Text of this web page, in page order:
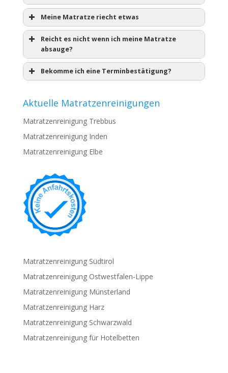
Meine Matratze riecht etwas
Reicht es nicht wenn ich meine Matratze
absauge?
Bekomme ich eine Terminbestätigung?
Aktuelle Matratzenreinigungen
Matratzenreinigung Trebbus
Matratzenreinigung Inden
Matratzenreinigung Elbe
Matratzenreinigung Südtirol
Matratzenreinigung Ostwestfalen-Lippe
Matratzenreinigung Münsterland
Matratzenreinigung Harz
Matratzenreinigung Schwarzwald
Matratzenreinigung für Hotelbetten